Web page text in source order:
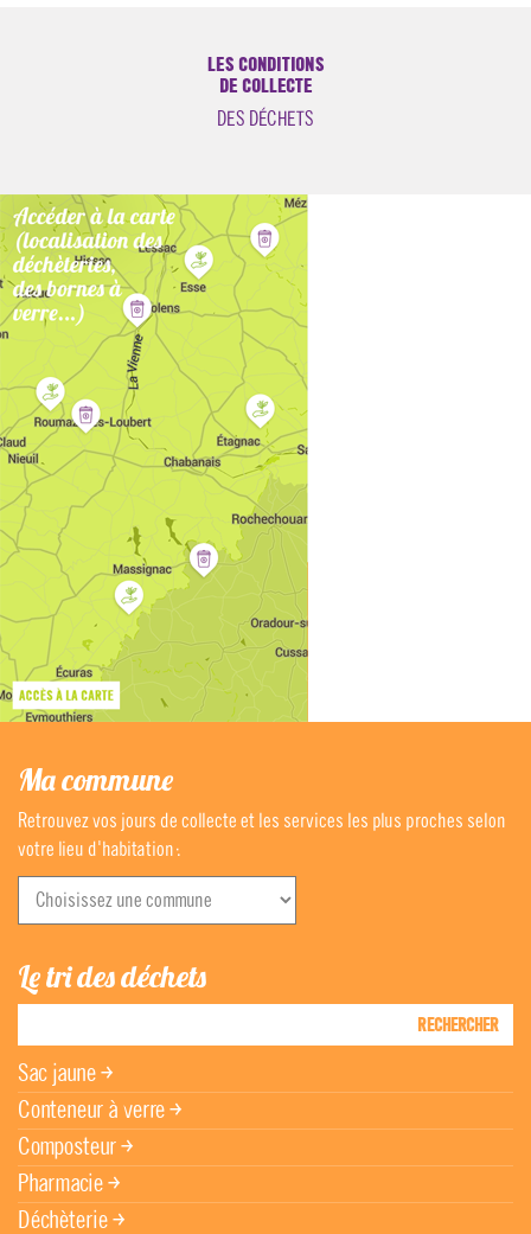
LES CONDITIONS
DE COLLECTE
DES DÉCHETS
Ma commune
Retrouvez vos jours de collecte et les services les plus proches selon
votre lieu d'habitation :
Le tri des déchets
RECHERCHER
Sac jaune￫
Conteneur à verre￫
Composteur￫
Pharmacie￫
Déchèterie￫